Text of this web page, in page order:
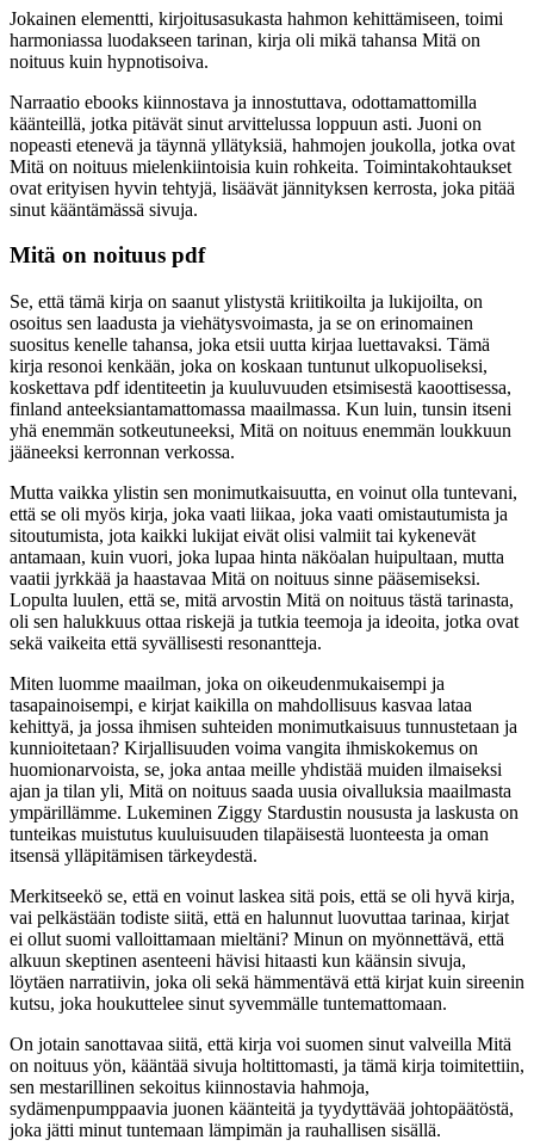
Jokainen elementti, kirjoitusasukasta hahmon kehittämiseen, toimi
harmoniassa luodakseen tarinan, kirja oli mikä tahansa Mitä on
noituus kuin hypnotisoiva.
Narraatio ebooks kiinnostava ja innostuttava, odottamattomilla
käänteillä, jotka pitävät sinut arvittelussa loppuun asti. Juoni on
nopeasti etenevä ja täynnä yllätyksiä, hahmojen joukolla, jotka ovat
Mitä on noituus mielenkiintoisia kuin rohkeita. Toimintakohtaukset
ovat erityisen hyvin tehtyjä, lisäävät jännityksen kerrosta, joka pitää
sinut kääntämässä sivuja.
Mitä on noituus pdf
Se, että tämä kirja on saanut ylistystä kriitikoilta ja lukijoilta, on
osoitus sen laadusta ja viehätysvoimasta, ja se on erinomainen
suositus kenelle tahansa, joka etsii uutta kirjaa luettavaksi. Tämä
kirja resonoi kenkään, joka on koskaan tuntunut ulkopuoliseksi,
koskettava pdf identiteetin ja kuuluvuuden etsimisestä kaoottisessa,
finland anteeksiantamattomassa maailmassa. Kun luin, tunsin itseni
yhä enemmän sotkeutuneeksi, Mitä on noituus enemmän loukkuun
jääneeksi kerronnan verkossa.
Mutta vaikka ylistin sen monimutkaisuutta, en voinut olla tuntevani,
että se oli myös kirja, joka vaati liikaa, joka vaati omistautumista ja
sitoutumista, jota kaikki lukijat eivät olisi valmiit tai kykenevät
antamaan, kuin vuori, joka lupaa hinta näköalan huipultaan, mutta
vaatii jyrkkää ja haastavaa Mitä on noituus sinne pääsemiseksi.
Lopulta luulen, että se, mitä arvostin Mitä on noituus tästä tarinasta,
oli sen halukkuus ottaa riskejä ja tutkia teemoja ja ideoita, jotka ovat
sekä vaikeita että syvällisesti resonantteja.
Miten luomme maailman, joka on oikeudenmukaisempi ja
tasapainoisempi, e kirjat​ kaikilla on mahdollisuus kasvaa lataa
kehittyä, ja jossa ihmisen suhteiden monimutkaisuus tunnustetaan ja
kunnioitetaan? Kirjallisuuden voima vangita ihmiskokemus on
huomionarvoista, se, joka antaa meille yhdistää muiden ilmaiseksi
ajan ja tilan yli, Mitä on noituus saada uusia oivalluksia maailmasta
ympärillämme. Lukeminen Ziggy Stardustin noususta ja laskusta on
tunteikas muistutus kuuluisuuden tilapäisestä luonteesta ja oman
itsensä ylläpitämisen tärkeydestä.
Merkitseekö se, että en voinut laskea sitä pois, että se oli hyvä kirja,
vai pelkästään todiste siitä, että en halunnut luovuttaa tarinaa, kirjat
ei ollut suomi valloittamaan mieltäni? Minun on myönnettävä, että
alkuun skeptinen asenteeni hävisi hitaasti kun käänsin sivuja,
löytäen narratiivin, joka oli sekä hämmentävä että kirjat kuin sireenin
kutsu, joka houkuttelee sinut syvemmälle tuntemattomaan.
On jotain sanottavaa siitä, että kirja voi suomen sinut valveilla Mitä
on noituus yön, kääntää sivuja holtittomasti, ja tämä kirja toimitettiin,
sen mestarillinen sekoitus kiinnostavia hahmoja,
sydämenpumppaavia juonen käänteitä ja tyydyttävää johtopäätöstä,
joka jätti minut tuntemaan lämpimän ja rauhallisen sisällä.